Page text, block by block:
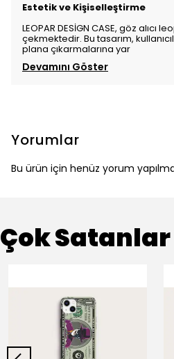
Estetik ve Kişiselleştirme
LEOPAR DESİGN CASE, göz
çekmektedir. Bu tasarım,
plana çıkarmalarına yar
Devamını Göster
Yorumlar
Bu ürün için henüz yorum
Çok Satanlar